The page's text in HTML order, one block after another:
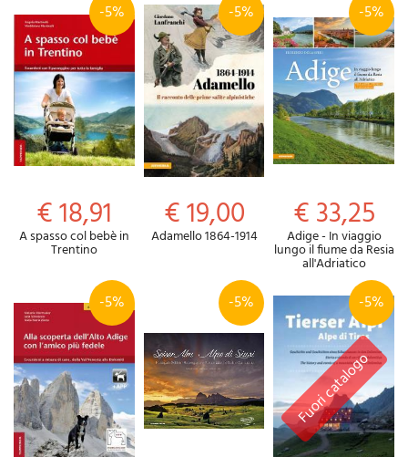
-5%
€ 18,91
A spasso col bebè in
Trentino
-5%
€ 19,00
Adamello 1864-1914
-5%
€ 33,25
Adige - In viaggio
lungo il fiume da Resia
all'Adriatico
-5% -5% -5%